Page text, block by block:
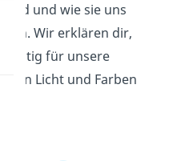
und wie sie uns
Wir erklären dir,
für unsere
von Licht und Farben